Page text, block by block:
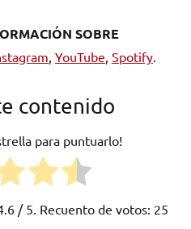
SOBRE
YouTube Spotify
contenido
para puntuarlo!
/ 5. Recuento de votos: 25